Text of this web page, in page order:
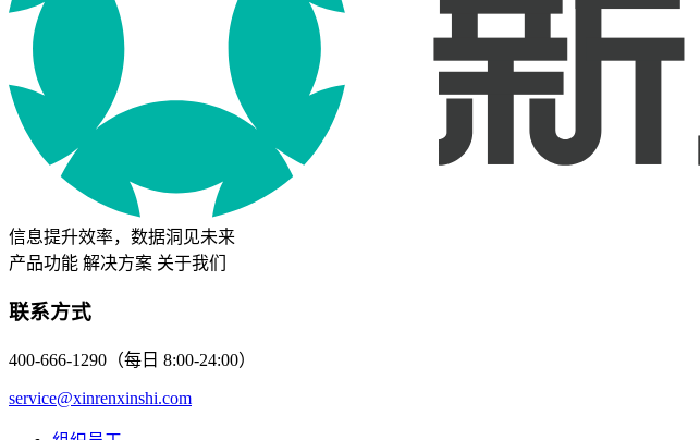
信息提升效率，数据洞见未来
产品功能 解决方案 关于我们
联系方式
400-666-1290（每日 8:00-24:00）
service@xinrenxinshi.com